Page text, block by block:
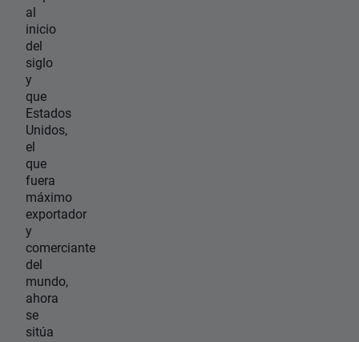
al
inicio
del
siglo
y
que
Estados
Unidos,
el
que
fuera
máximo
exportador
y
comerciante
del
mundo,
ahora
se
sitúa